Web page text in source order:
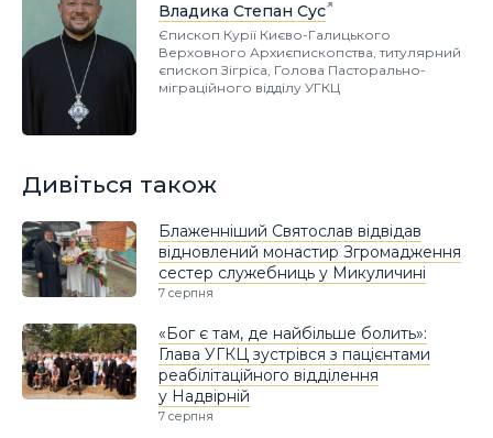
Владика Степан Сус
Єпископ Курії Києво-Галицького
Верховного Архиєпископства, титулярний
єпископ Зігріса, Голова Пасторально-
міграційного відділу УГКЦ
Дивіться також
Блаженніший Святослав відвідав
відновлений монастир Згромадження
сестер служебниць у Микуличині
7 серпня
«Бог є там, де найбільше болить»:
Глава УГКЦ зустрівся з пацієнтами
реабілітаційного відділення
у Надвірній
7 серпня